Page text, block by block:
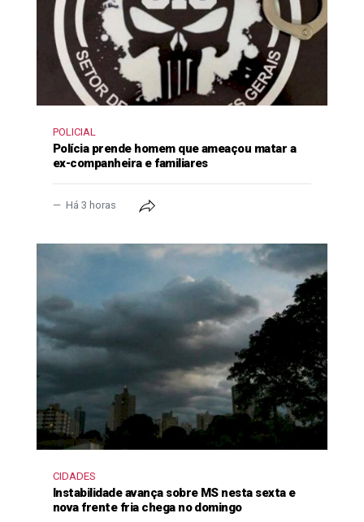
POLICIAL
Polícia prende homem que ameaçou matar a
ex-companheira e familiares
Há 3 horas
CIDADES
Instabilidade avança sobre MS nesta sexta e
nova frente fria chega no domingo